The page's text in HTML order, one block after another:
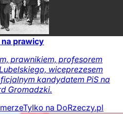
prawicy
prawnikiem, profesorem
wiceprezesem
kandydatem PiS na
Gromadzki.
Tylko na DoRzeczy.pl